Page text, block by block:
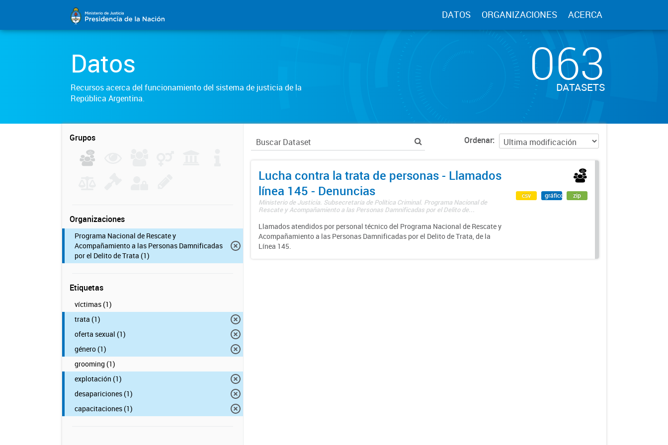
DATOS ORGANIZACIONES ACERCA
Datos
Recursos acerca del funcionamiento del sistema de justicia de la
República Argentina.
063
DATASETS
Grupos
Organizaciones
Programa Nacional de Rescate y
Acompañamiento a las Personas Damnificadas
por el Delito de Trata (1)
Etiquetas
víctimas (1)
trata (1)
oferta sexual (1)
género (1)
grooming (1)
explotación (1)
desapariciones (1)
capacitaciones (1)
Ordenar
Lucha contra la trata de personas - Llamados
línea 145 - Denuncias
Ministerio de Justicia. Subsecretaría de Política Criminal. Programa Nacional de
Rescate y Acompañamiento a las Personas Damnificadas por el Delito de...
Llamados atendidos por personal técnico del Programa Nacional de Rescate y
Acompañamiento a las Personas Damnificadas por el Delito de Trata, de la
Línea 145.
csv gráfico zip